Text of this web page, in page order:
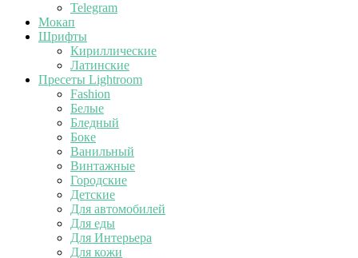
Telegram
Мокап
Шрифты
Кириллические
Латинские
Пресеты Lightroom
Fashion
Белые
Бледный
Боке
Ванильный
Винтажные
Городские
Детские
Для автомобилей
Для еды
Для Интерьера
Для кожи